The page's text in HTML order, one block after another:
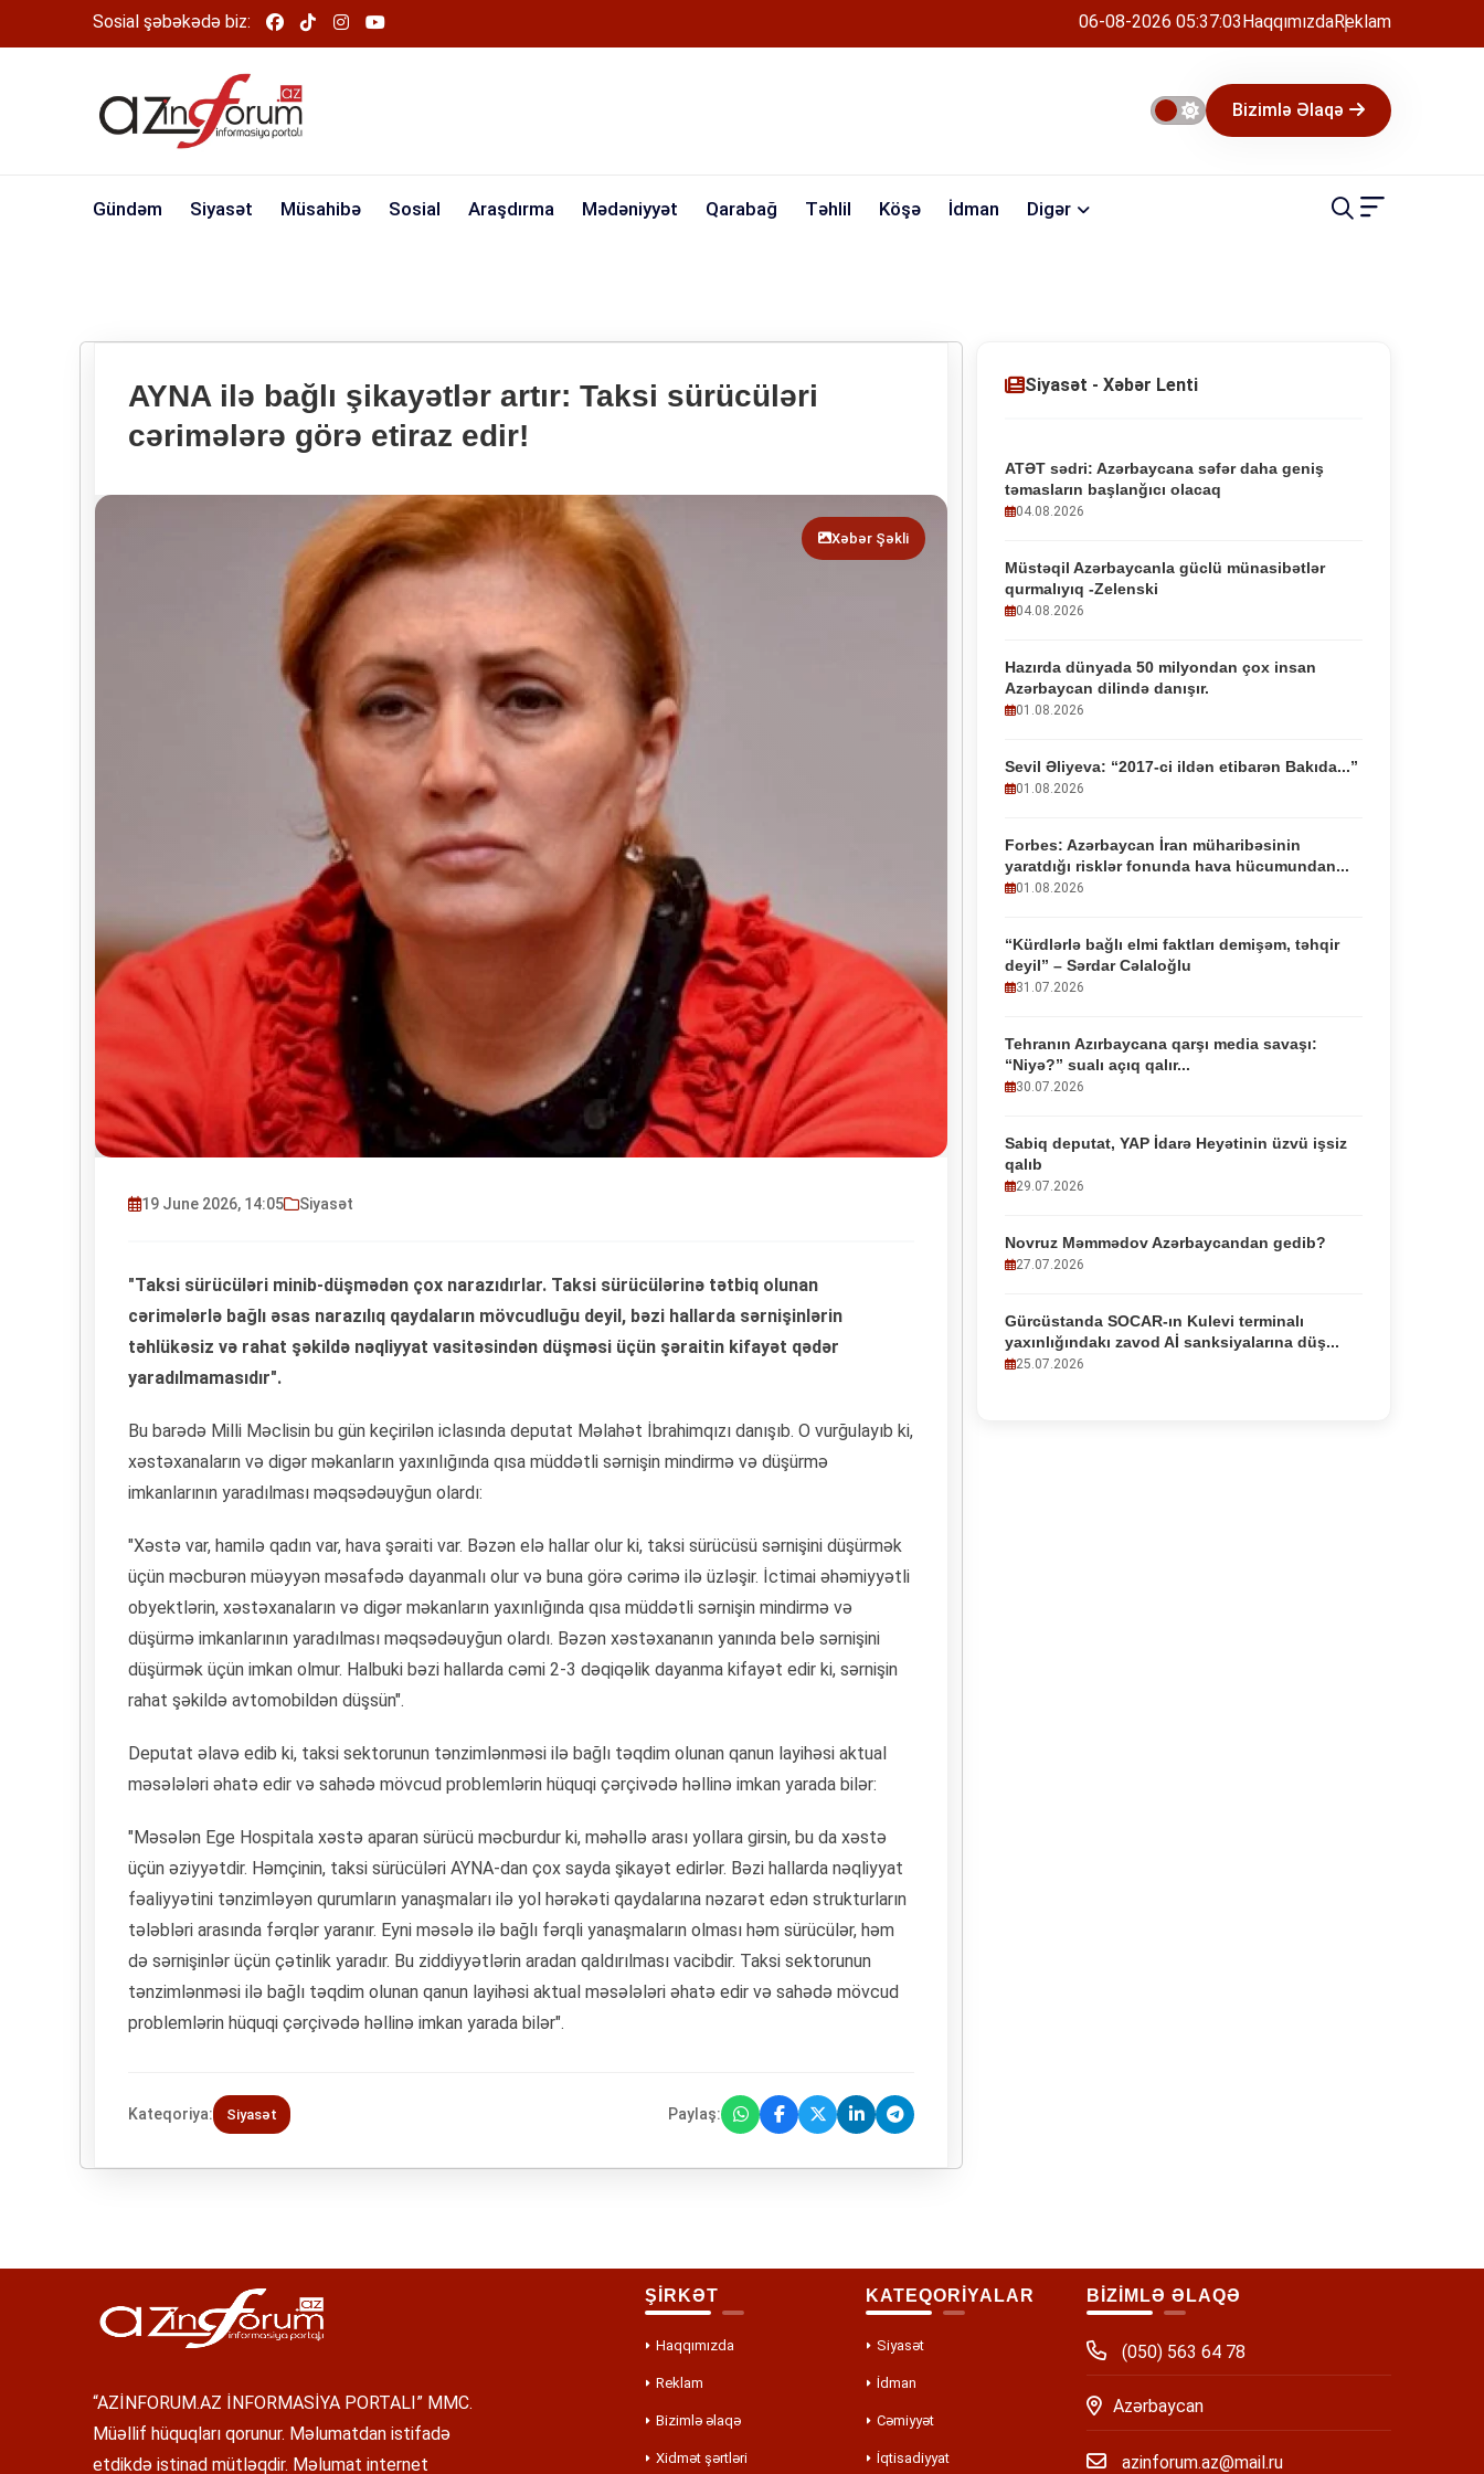
Sosial şəbəkədə biz: 06-08-2026 05:37:04HaqqımızdaReklam
Bizimlə Əlaqə
Gündəm Siyasət Müsahibə Sosial Araşdırma Mədəniyyət Qarabağ Təhlil Köşə İdman Digər
AYNA ilə bağlı şikayətlər artır: Taksi sürücüləri
cərimələrə görə etiraz edir!
Xəbər Şəkli
19 June 2026, 14:05 Siyasət
"Taksi sürücüləri minib-düşmədən çox narazıdırlar. Taksi sürücülərinə tətbiq olunan
cərimələrlə bağlı əsas narazılıq qaydaların mövcudluğu deyil, bəzi hallarda sərnişinlərin
təhlükəsiz və rahat şəkildə nəqliyyat vasitəsindən düşməsi üçün şəraitin kifayət qədər
yaradılmamasıdır".
Bu barədə Milli Məclisin bu gün keçirilən iclasında deputat Məlahət İbrahimqızı danışıb. O vurğulayıb ki,
xəstəxanaların və digər məkanların yaxınlığında qısa müddətli sərnişin mindirmə və düşürmə
imkanlarının yaradılması məqsədəuyğun olardı:
"Xəstə var, hamilə qadın var, hava şəraiti var. Bəzən elə hallar olur ki, taksi sürücüsü sərnişini düşürmək
üçün məcburən müəyyən məsafədə dayanmalı olur və buna görə cərimə ilə üzləşir. İctimai əhəmiyyətli
obyektlərin, xəstəxanaların və digər məkanların yaxınlığında qısa müddətli sərnişin mindirmə və
düşürmə imkanlarının yaradılması məqsədəuyğun olardı. Bəzən xəstəxananın yanında belə sərnişini
düşürmək üçün imkan olmur. Halbuki bəzi hallarda cəmi 2-3 dəqiqəlik dayanma kifayət edir ki, sərnişin
rahat şəkildə avtomobildən düşsün".
Deputat əlavə edib ki, taksi sektorunun tənzimlənməsi ilə bağlı təqdim olunan qanun layihəsi aktual
məsələləri əhatə edir və sahədə mövcud problemlərin hüquqi çərçivədə həllinə imkan yarada bilər:
"Məsələn Ege Hospitala xəstə aparan sürücü məcburdur ki, məhəllə arası yollara girsin, bu da xəstə
üçün əziyyətdir. Həmçinin, taksi sürücüləri AYNA-dan çox sayda şikayət edirlər. Bəzi hallarda nəqliyyat
fəaliyyətini tənzimləyən qurumların yanaşmaları ilə yol hərəkəti qaydalarına nəzarət edən strukturların
tələbləri arasında fərqlər yaranır. Eyni məsələ ilə bağlı fərqli yanaşmaların olması həm sürücülər, həm
də sərnişinlər üçün çətinlik yaradır. Bu ziddiyyətlərin aradan qaldırılması vacibdir. Taksi sektorunun
tənzimlənməsi ilə bağlı təqdim olunan qanun layihəsi aktual məsələləri əhatə edir və sahədə mövcud
problemlərin hüquqi çərçivədə həllinə imkan yarada bilər".
Kateqoriya: Siyasət Paylaş:
Siyasət - Xəbər Lenti
ATƏT sədri: Azərbaycana səfər daha geniş
təmasların başlanğıcı olacaq
04.08.2026
Müstəqil Azərbaycanla güclü münasibətlər
qurmalıyıq -Zelenski
04.08.2026
Hazırda dünyada 50 milyondan çox insan
Azərbaycan dilində danışır.
01.08.2026
Sevil Əliyeva: “2017-ci ildən etibarən Bakıda...”
01.08.2026
Forbes: Azərbaycan İran müharibəsinin
yaratdığı risklər fonunda hava hücumundan...
01.08.2026
“Kürdlərlə bağlı elmi faktları demişəm, təhqir
deyil” – Sərdar Cəlaloğlu
31.07.2026
Tehranın Azırbaycana qarşı media savaşı:
“Niyə?” sualı açıq qalır...
30.07.2026
Sabiq deputat, YAP İdarə Heyətinin üzvü işsiz
qalıb
29.07.2026
Novruz Məmmədov Azərbaycandan gedib?
27.07.2026
Gürcüstanda SOCAR-ın Kulevi terminalı
yaxınlığındakı zavod Aİ sanksiyalarına düş...
25.07.2026
“AZİNFORUM.AZ İNFORMASİYA PORTALI” MMC.
Müəllif hüquqları qorunur. Məlumatdan istifadə
etdikdə istinad mütləqdir. Məlumat internet
ŞİRKƏT
Haqqımızda
Reklam
Bizimlə əlaqə
Xidmət şərtləri
KATEQORİYALAR
Siyasət
İdman
Cəmiyyət
İqtisadiyyat
BİZİMLƏ ƏLAQƏ
(050) 563 64 78
Azərbaycan
azinforum.az@mail.ru